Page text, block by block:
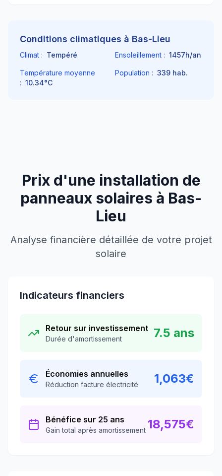
Conditions climatiques à Bas-Lieu
Climat : Tempéré Ensoleillement : 1457h/an
Température moyenne
: 10.34°C
Population : 339 hab.
Prix d'une installation de
panneaux solaires à Bas-
Lieu
Analyse financière détaillée de votre projet
solaire
Indicateurs financiers
Retour sur investissement
Durée d'amortissement 7.5 ans
Économies annuelles
Réduction facture électricité 1,063€
Bénéfice sur 25 ans
Gain total après amortissement 18,575€